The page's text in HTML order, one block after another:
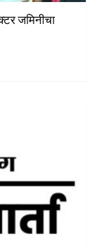
जमिनीचा